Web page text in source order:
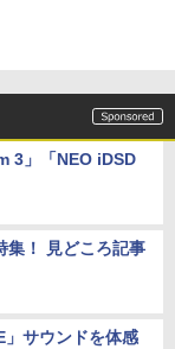
3」「NEO iDSD
集！ 見どころ記事
サウンドを体感